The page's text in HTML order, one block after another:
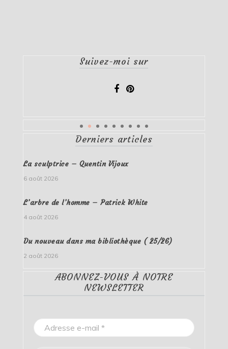
Suivez-moi sur
Derniers articles
La sculptrice – Quentin Vijoux
6 août 2026
L’arbre de l’homme – Patrick White
4 août 2026
Du nouveau dans ma bibliothèque ( 25/26)
2 août 2026
ABONNEZ-VOUS À NOTRE
NEWSLETTER